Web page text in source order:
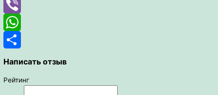
Telegram
Viber
WhatsApp
Отправить
Написать отзыв
Рейтинг